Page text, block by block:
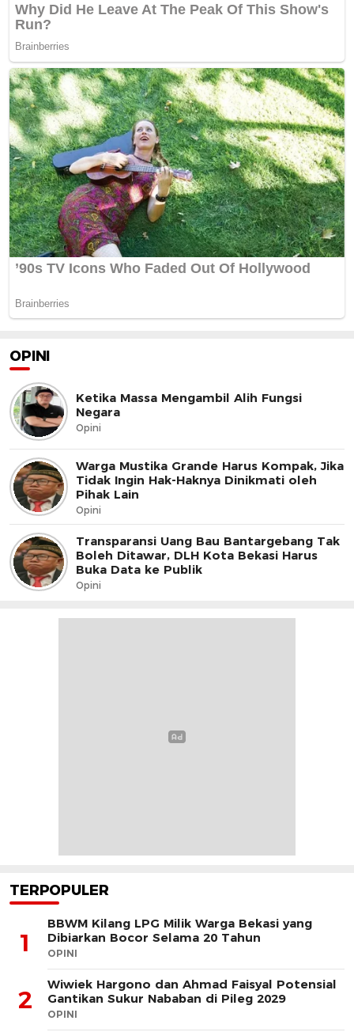
OPINI
Ketika Massa Mengambil Alih Fungsi
Negara
Opini
Warga Mustika Grande Harus Kompak, Jika
Tidak Ingin Hak-Haknya Dinikmati oleh
Pihak Lain
Opini
Transparansi Uang Bau Bantargebang Tak
Boleh Ditawar, DLH Kota Bekasi Harus
Buka Data ke Publik
Opini
TERPOPULER
1
BBWM Kilang LPG Milik Warga Bekasi yang
Dibiarkan Bocor Selama 20 Tahun
OPINI
2
Wiwiek Hargono dan Ahmad Faisyal Potensial
Gantikan Sukur Nababan di Pileg 2029
OPINI